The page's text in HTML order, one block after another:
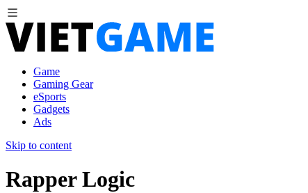
Game
Gaming Gear
eSports
Gadgets
Ads
Skip to content
Rapper Logic